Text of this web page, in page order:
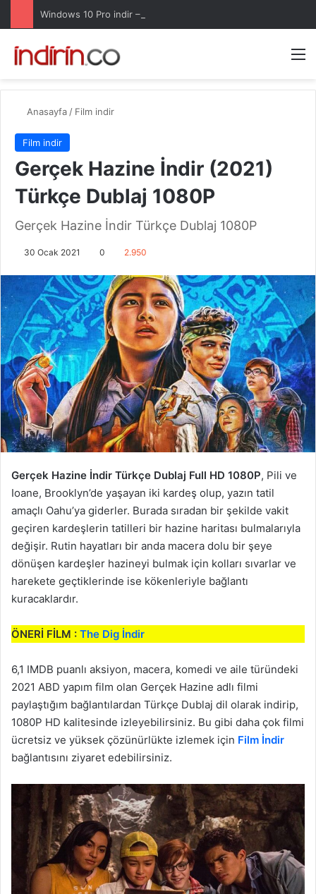
Windows 10 Pro indir – Türkçe – Güncel 2025
Anasayfa / Film indir
Film indir
Gerçek Hazine İndir (2021)
Türkçe Dublaj 1080P
Gerçek Hazine İndir Türkçe Dublaj 1080P
30 Ocak 2021 0 2.950
Gerçek Hazine İndir Türkçe Dublaj Full HD 1080P, Pili ve
Ioane, Brooklyn’de yaşayan iki kardeş olup, yazın tatil
amaçlı Oahu’ya giderler. Burada sıradan bir şekilde vakit
geçiren kardeşlerin tatilleri bir hazine haritası bulmalarıyla
değişir. Rutin hayatları bir anda macera dolu bir şeye
dönüşen kardeşler hazineyi bulmak için kolları sıvarlar ve
harekete geçtiklerinde ise kökenleriyle bağlantı
kuracaklardır.
ÖNERİ FİLM : The Dig İndir
6,1 IMDB puanlı aksiyon, macera, komedi ve aile türündeki
2021 ABD yapım film olan Gerçek Hazine adlı filmi
paylaştığım bağlantılardan Türkçe Dublaj dil olarak indirip,
1080P HD kalitesinde izleyebilirsiniz. Bu gibi daha çok filmi
ücretsiz ve yüksek çözünürlükte izlemek için Film İndir
bağlantısını ziyaret edebilirsiniz.